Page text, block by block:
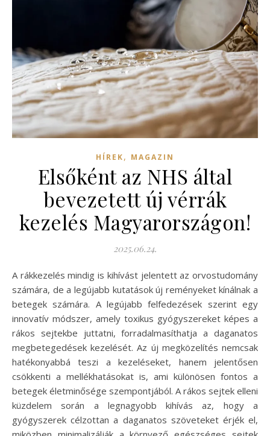
HÍREK, MAGAZIN
Elsőként az NHS által
bevezetett új vérrák
kezelés Magyarországon!
2025.06.24.
A rákkezelés mindig is kihívást jelentett az orvostudomány
számára, de a legújabb kutatások új reményeket kínálnak a
betegek számára. A legújabb felfedezések szerint egy
innovatív módszer, amely toxikus gyógyszereket képes a
rákos sejtekbe juttatni, forradalmasíthatja a daganatos
megbetegedések kezelését. Az új megközelítés nemcsak
hatékonyabbá teszi a kezeléseket, hanem jelentősen
csökkenti a mellékhatásokat is, ami különösen fontos a
betegek életminősége szempontjából. A rákos sejtek elleni
küzdelem során a legnagyobb kihívás az, hogy a
gyógyszerek célzottan a daganatos szöveteket érjék el,